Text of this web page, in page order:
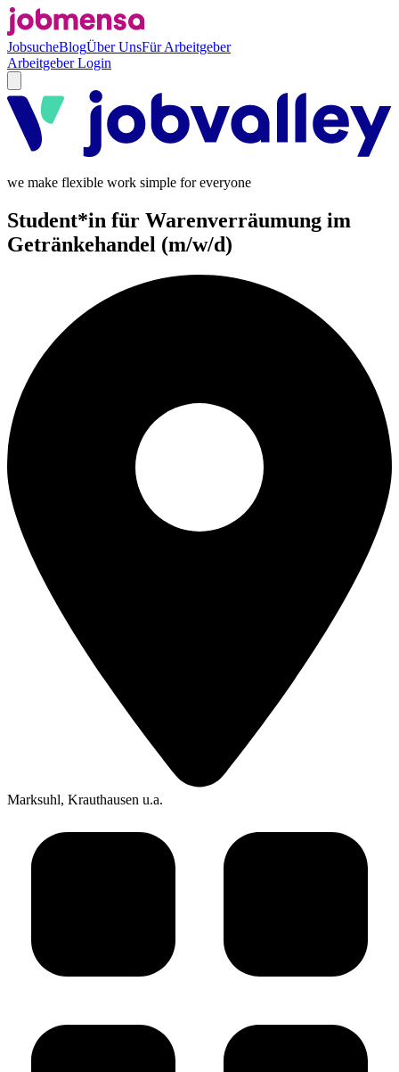
JobsucheBlogÜber UnsFür Arbeitgeber
Arbeitgeber Login
we make flexible work simple for everyone
Student*in für Warenverräumung im
Getränkehandel (m/w/d)
Marksuhl, Krauthausen u.a.